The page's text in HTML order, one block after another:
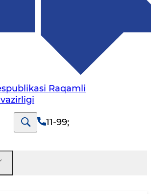
Raqamli
11-99;